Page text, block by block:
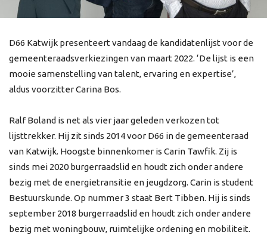
D66 Katwijk presenteert vandaag de kandidatenlijst voor de
gemeenteraadsverkiezingen van maart 2022. ‘De lijst is een
mooie samenstelling van talent, ervaring en expertise’,
aldus voorzitter Carina Bos.
Ralf Boland is net als vier jaar geleden verkozen tot
lijsttrekker. Hij zit sinds 2014 voor D66 in de gemeenteraad
van Katwijk. Hoogste binnenkomer is Carin Tawfik. Zij is
sinds mei 2020 burgerraadslid en houdt zich onder andere
bezig met de energietransitie en jeugdzorg. Carin is student
Bestuurskunde. Op nummer 3 staat Bert Tibben. Hij is sinds
september 2018 burgerraadslid en houdt zich onder andere
bezig met woningbouw, ruimtelijke ordening en mobiliteit.